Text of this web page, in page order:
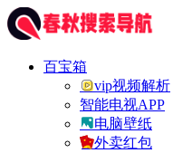
百宝箱
vip视频解析
智能电视APP
电脑壁纸
外卖红包